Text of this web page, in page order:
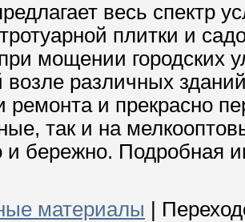
весь спектр
плитки и
мощении городских
возле различных
и прекрасно
так и на
и бережно. Подробная
материалы